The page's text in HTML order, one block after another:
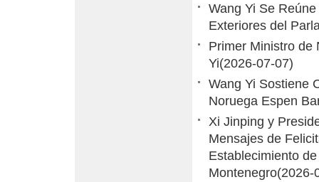
Wang Yi Se
Exteriores del
Primer Ministro de
Yi(2026-07-07)
Wang Yi Sostiene
Noruega Espen
Xi Jinping y
Mensajes de
Establecimiento
Montenegro(2026-